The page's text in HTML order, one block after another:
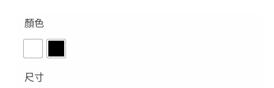
顏色
尺寸